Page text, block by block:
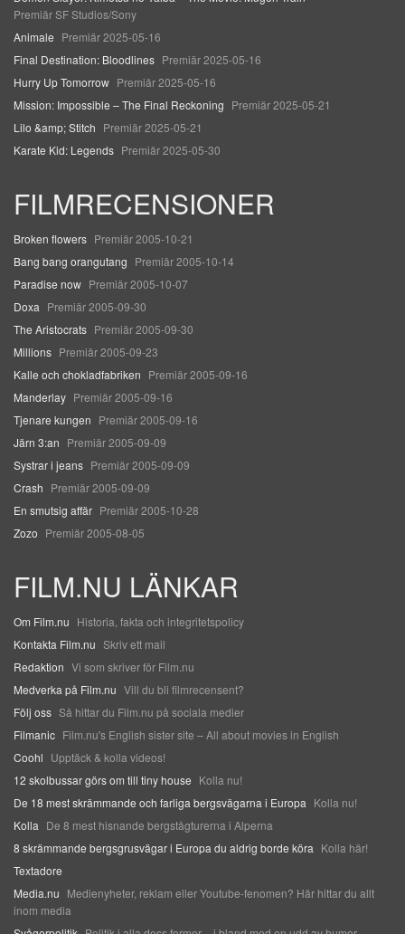
Premiär SF Studios/Sony
Animale Premiär 2025-05-16
Final Destination: Bloodlines Premiär 2025-05-16
Hurry Up Tomorrow Premiär 2025-05-16
Mission: Impossible – The Final Reckoning Premiär 2025-05-21
Lilo &amp; Stitch Premiär 2025-05-21
Karate Kid: Legends Premiär 2025-05-30
FILMRECENSIONER
Broken flowers Premiär 2005-10-21
Bang bang orangutang Premiär 2005-10-14
Paradise now Premiär 2005-10-07
Doxa Premiär 2005-09-30
The Aristocrats Premiär 2005-09-30
Millions Premiär 2005-09-23
Kalle och chokladfabriken Premiär 2005-09-16
Manderlay Premiär 2005-09-16
Tjenare kungen Premiär 2005-09-16
Järn 3:an Premiär 2005-09-09
Systrar i jeans Premiär 2005-09-09
Crash Premiär 2005-09-09
En smutsig affär Premiär 2005-10-28
Zozo Premiär 2005-08-05
FILM.NU LÄNKAR
Om Film.nu Historia, fakta och integritetspolicy
Kontakta Film.nu Skriv ett mail
Redaktion Vi som skriver för Film.nu
Medverka på Film.nu Vill du bli filmrecensent?
Följ oss Så hittar du Film.nu på sociala medier
Filmanic Film.nu's English sister site – All about movies in English
Coohl Upptäck & kolla videos!
12 skolbussar görs om till tiny house Kolla nu!
De 18 mest skrämmande och farliga bergsvägarna i Europa Kolla nu!
Kolla De 8 mest hisnande bergstågturerna i Alperna
8 skrämmande bergsgrusvägar i Europa du aldrig borde köra Kolla här!
Textadore
Media.nu Medienyheter, reklam eller Youtube-fenomen? Här hittar du allt
inom media